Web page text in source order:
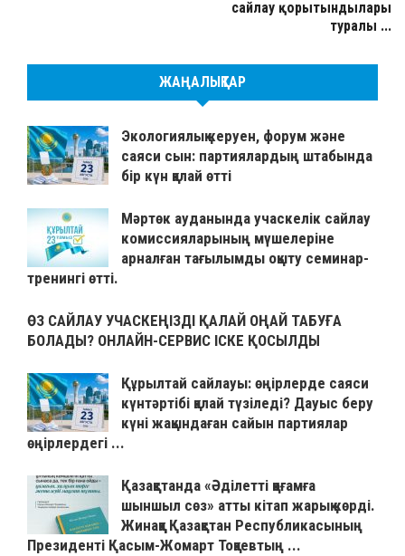
сайлау қорытындылары
туралы ...
ЖАҢАЛЫҚТАР
Экологиялық керуен, форум және
саяси сын: партиялардың штабында
бір күн қалай өтті
Мәртөк ауданында учаскелік сайлау
комиссияларының мүшелеріне
арналған тағылымды оқыту семинар-
тренингі өтті.
ӨЗ САЙЛАУ УЧАСКЕҢІЗДІ ҚАЛАЙ ОҢАЙ ТАБУҒА
БОЛАДЫ? ОНЛАЙН-СЕРВИС ІСКЕ ҚОСЫЛДЫ
Құрылтай сайлауы: өңірлерде саяси
күнтәртібі қалай түзіледі? Дауыс беру
күні жақындаған сайын партиялар
өңірлердегі ...
Қазақстанда «Әділетті қоғамға
шыншыл сөз» атты кітап жарық көрді.
Жинаққа Қазақстан Республикасының
Президенті Қасым-Жомарт Тоқаевтың ...